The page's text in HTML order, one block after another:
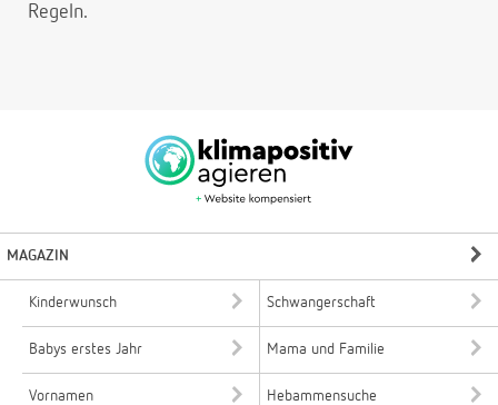
Regeln.
MAGAZIN
Kinderwunsch Schwangerschaft
Babys erstes Jahr Mama und Familie
Vornamen Hebammensuche